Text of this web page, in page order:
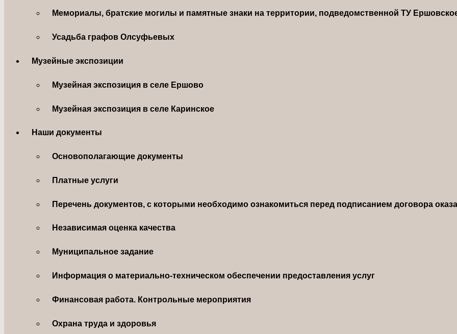
Мемориалы, братские могилы и памятные знаки на территории, подведомственной ТУ
Усадьба графов Олсуфьевых
Музейные экспозиции
Музейная экспозиция в селе Ершово
Музейная экспозиция в селе Каринское
Наши документы
Основополагающие документы
Платные услуги
Перечень документов, с которыми необходимо ознакомиться перед подписанием договора
Независимая оценка качества
Муниципальное задание
Информация о материально-техническом обеспечении предоставления услуг
Финансовая работа. Контрольные мероприятия
Охрана труда и здоровья